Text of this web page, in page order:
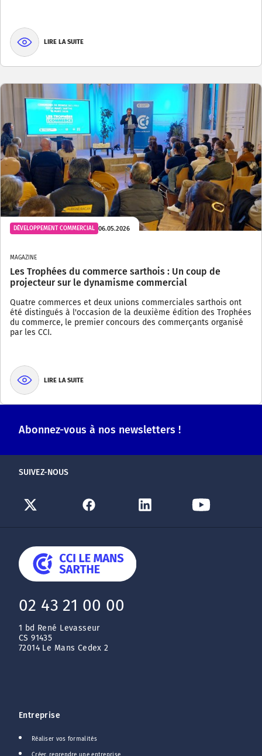
LIRE LA SUITE
DÉVELOPPEMENT COMMERCIAL 06.05.2026
MAGAZINE
Les Trophées du commerce sarthois : Un coup de
projecteur sur le dynamisme commercial
Quatre commerces et deux unions commerciales sarthois ont
été distingués à l'occasion de la deuxième édition des Trophées
du commerce, le premier concours des commerçants organisé
par les CCI.
LIRE LA SUITE
Abonnez-vous à nos newsletters !
SUIVEZ-NOUS
02 43 21 00 00
1 bd René Levasseur
CS 91435
72014 Le Mans Cedex 2
Entreprise
Réaliser vos formalités